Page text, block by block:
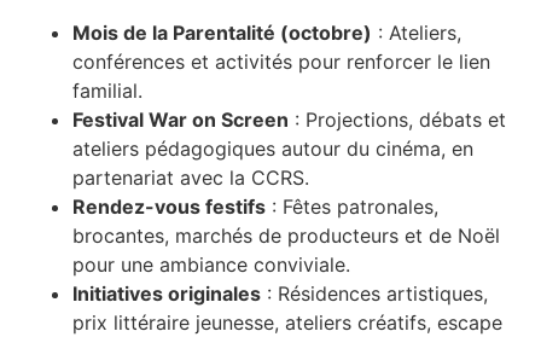
Mois de la Parentalité (octobre) : Ateliers,
conférences et activités pour renforcer le lien
familial.
Festival War on Screen : Projections, débats et
ateliers pédagogiques autour du cinéma, en
partenariat avec la CCRS.
Rendez-vous festifs : Fêtes patronales,
brocantes, marchés de producteurs et de Noël
pour une ambiance conviviale.
Initiatives originales : Résidences artistiques,
prix littéraire jeunesse, ateliers créatifs, escape